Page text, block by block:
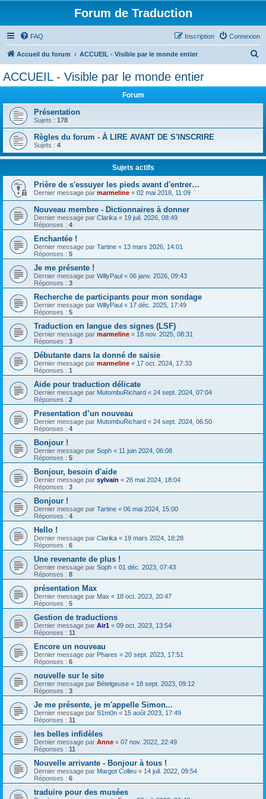
Forum de Traduction
FAQ Connexion
Inscription
Accueil du forum ACCUEIL - Visible par le monde entier
h
ACCUEIL - Visible par le monde entier
Forum
Présentation
Sujets : 178
Règles du forum - À LIRE AVANT DE S'INSCRIRE
Sujets : 4
Sujets actifs
Prière de s'essuyer les pieds avant d'entrer…
Dernier message par marmeline « 02 mai 2018, 11:09
Nouveau membre - Dictionnaires à donner
Dernier message par Clarika « 19 juil. 2026, 08:49
Réponses : 4
Enchantée !
Dernier message par Tartine « 13 mars 2026, 14:01
Réponses : 5
Je me présente !
Dernier message par WillyPaul « 06 janv. 2026, 09:43
Réponses : 3
Recherche de participants pour mon sondage
Dernier message par WillyPaul « 17 déc. 2025, 17:49
Réponses : 5
Traduction en langue des signes (LSF)
Dernier message par marmeline « 18 nov. 2025, 08:31
Réponses : 3
Débutante dans la donné de saisie
Dernier message par marmeline « 17 oct. 2024, 17:33
Réponses : 1
Aide pour traduction délicate
Dernier message par MutombuRichard « 24 sept. 2024, 07:04
Réponses : 2
Presentation d’un nouveau
Dernier message par MutombuRichard « 24 sept. 2024, 06:50
Réponses : 4
Bonjour !
Dernier message par Soph « 11 juin 2024, 06:08
Réponses : 5
Bonjour, besoin d'aide
Dernier message par sylvain « 26 mai 2024, 18:04
Réponses : 3
Bonjour !
Dernier message par Tartine « 06 mai 2024, 15:00
Réponses : 4
Hello !
Dernier message par Clarika « 19 mars 2024, 18:28
Réponses : 6
Une revenante de plus !
Dernier message par Soph « 01 déc. 2023, 07:43
Réponses : 8
présentation Max
Dernier message par Max « 18 oct. 2023, 20:47
Réponses : 5
Gestion de traductions
Dernier message par Air1 « 09 oct. 2023, 13:54
Réponses : 11
Encore un nouveau
Dernier message par Phares « 20 sept. 2023, 17:51
Réponses : 6
nouvelle sur le site
Dernier message par Bételgeuse « 18 sept. 2023, 09:12
Réponses : 3
Je me présente, je m'appelle Simon...
Dernier message par S1m0n « 15 août 2023, 17:49
Réponses : 11
les belles infidèles
Dernier message par Anne « 07 nov. 2022, 22:49
Réponses : 11
Nouvelle arrivante - Bonjour à tous !
Dernier message par Margot Colleu « 14 juil. 2022, 09:54
Réponses : 6
traduire pour des musées